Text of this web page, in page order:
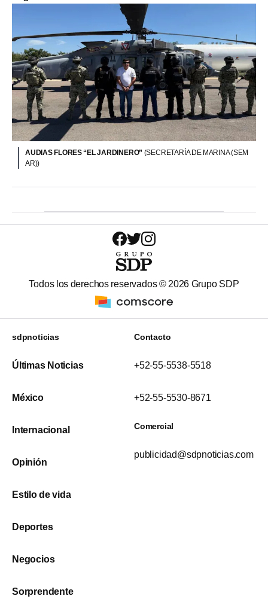
AUDIAS FLORES “EL JARDINERO” (SECRETARÍA DE MARINA (SEM
AR))
Todos los derechos reservados © 2026 Grupo SDP
sdpnoticias
Últimas Noticias
México
Internacional
Opinión
Estilo de vida
Deportes
Negocios
Sorprendente
Contacto
+52-55-5538-5518
+52-55-5530-8671
Comercial
publicidad@sdpnoticias.com